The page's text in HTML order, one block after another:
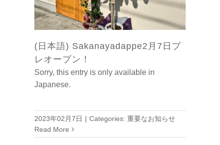
(日本語) Sakanayadappe2月7日プ
レオープン！
Sorry, this entry is only available in
Japanese.
2023年02月7日 | Categories: 重要なお知らせ
Read More